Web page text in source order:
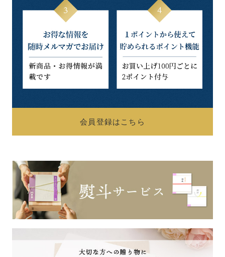
会員登録はこちら